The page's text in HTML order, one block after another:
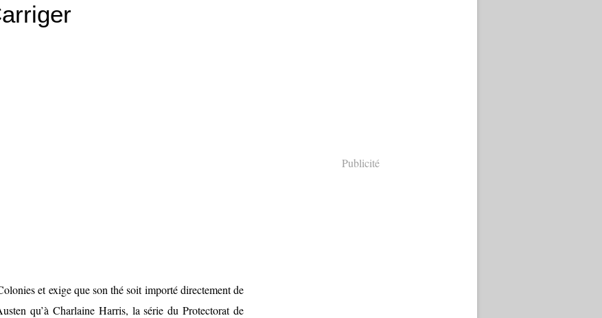
et exige que son thé soit importé directement de
qu’à Charlaine Harris, la série du Protectorat de
Publicité